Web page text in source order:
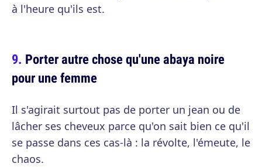
à l'heure qu'ils est.
Porter autre chose qu'une abaya noire
pour une femme
Il s'agirait surtout pas de porter un jean ou de
lâcher ses cheveux parce qu'on sait bien ce qu'il
se passe dans ces cas-là : la révolte, l'émeute, le
chaos.